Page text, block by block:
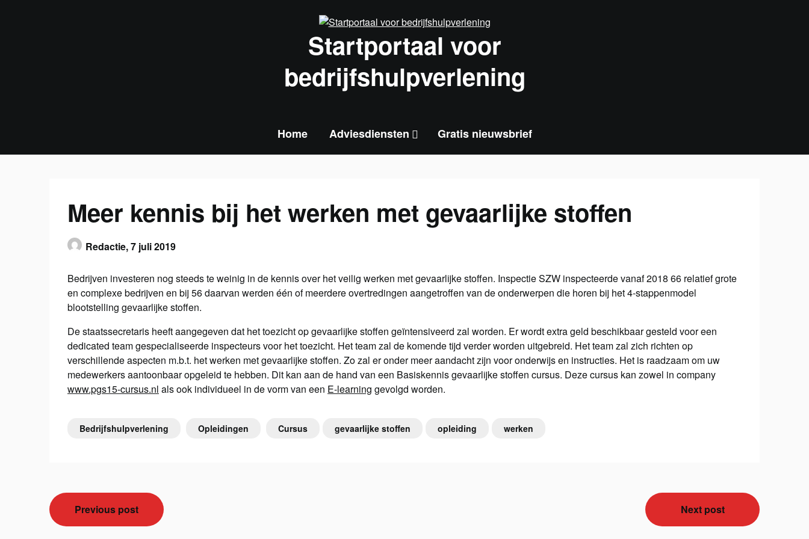
Startportaal voor
bedrijfshulpverlening
Home Adviesdiensten Gratis nieuwsbrief
Meer kennis bij het werken met gevaarlijke stoffen
Redactie,7 juli 2019
Bedrijven investeren nog steeds te weinig in de kennis over het veilig werken met gevaarlijke stoffen. Inspectie SZW inspecteerde vanaf 2018 66 relatief grote
en complexe bedrijven en bij 56 daarvan werden één of meerdere overtredingen aangetroffen van de onderwerpen die horen bij het 4-stappenmodel
blootstelling gevaarlijke stoffen.
De staatssecretaris heeft aangegeven dat het toezicht op gevaarlijke stoffen geïntensiveerd zal worden. Er wordt extra geld beschikbaar gesteld voor een
dedicated team gespecialiseerde inspecteurs voor het toezicht. Het team zal de komende tijd verder worden uitgebreid. Het team zal zich richten op
verschillende aspecten m.b.t. het werken met gevaarlijke stoffen. Zo zal er onder meer aandacht zijn voor onderwijs en instructies. Het is raadzaam om uw
medewerkers aantoonbaar opgeleid te hebben. Dit kan aan de hand van een Basiskennis gevaarlijke stoffen cursus. Deze cursus kan zowel in company
www.pgs15-cursus.nl als ook individueel in de vorm van een E-learning gevolgd worden.
Bedrijfshulpverlening Opleidingen Cursus gevaarlijke stoffen opleiding werken
Bericht
navigatie
Previous post Next post